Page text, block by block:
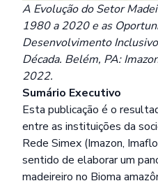
A Evolução do Setor
1980 a 2020 e as
Desenvolvimento
Década. Belém, PA:
2022.
Sumário Executivo
Esta publicação é o
entre as instituições da
Rede Simex (Imazon,
sentido de elaborar um
madeireiro no Bioma